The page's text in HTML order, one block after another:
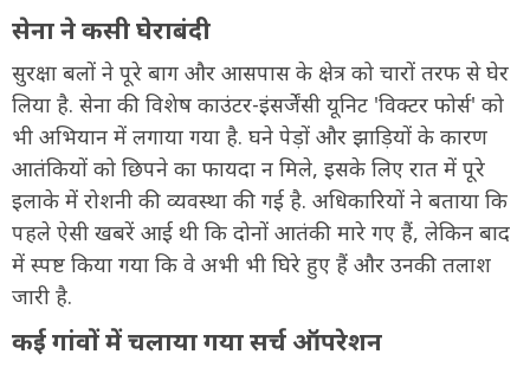
सेना ने कसी घेराबंदी
सुरक्षा बलों ने पूरे बाग और आसपास के क्षेत्र को चारों तरफ से घेर
लिया है. सेना की विशेष काउंटर-इंसर्जेंसी यूनिट 'विक्टर फोर्स' को
भी अभियान में लगाया गया है. घने पेड़ों और झाड़ियों के कारण
आतंकियों को छिपने का फायदा न मिले, इसके लिए रात में पूरे
इलाके में रोशनी की व्यवस्था की गई है. अधिकारियों ने बताया कि
पहले ऐसी खबरें आई थी कि दोनों आतंकी मारे गए हैं, लेकिन बाद
में स्पष्ट किया गया कि वे अभी भी घिरे हुए हैं और उनकी तलाश
जारी है.
कई गांवों में चलाया गया सर्च ऑपरेशन